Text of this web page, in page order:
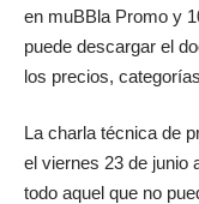
en muBBla Promo y
puede descargar el
los precios,
La charla técnica de
el viernes 23 de junio
todo aquel que no